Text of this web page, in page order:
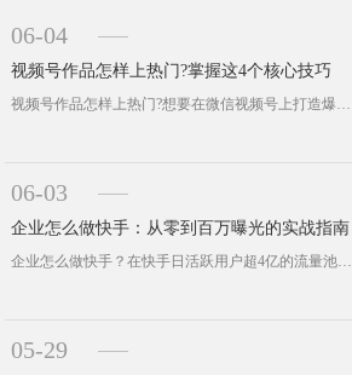
06-04
视频号作品怎样上热门?掌握这4个核心技巧
视频号作品怎样上热门?想要在微信视频号上打造爆款作品，光靠“发视频”远远不够。本文将结合平台算法逻辑和实操经验，总结出精准定位···
06-03
企业怎么做快手：从零到百万曝光的实战指南
企业怎么做快手？在快手日活跃用户超4亿的流量池中，企业想要突围而出，既需要理解平台的底层逻辑，也要掌握精细化运营技巧。本文将通···
05-29